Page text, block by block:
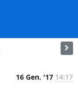
16 Gen. '17 14:17